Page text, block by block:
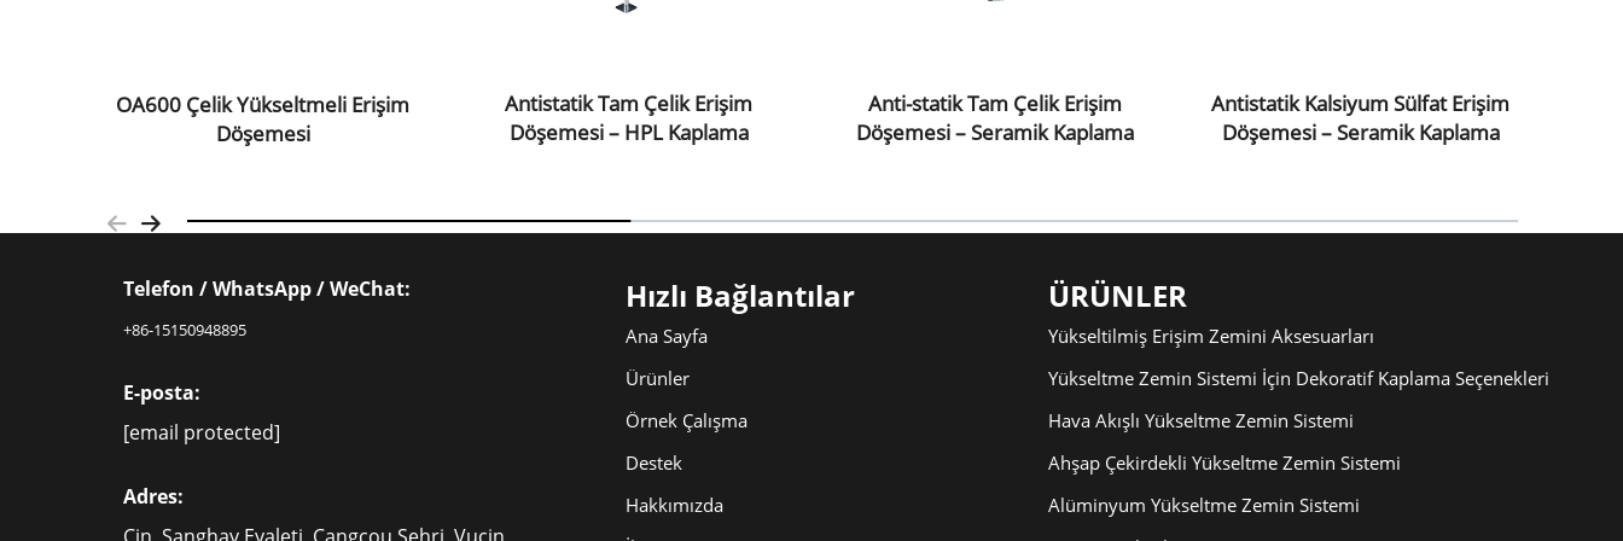
OA600 Çelik Yükseltmeli Erişim
Döşemesi
Antistatik Tam Çelik Erişim
Döşemesi – HPL Kaplama
Anti-statik Tam Çelik Erişim
Döşemesi – Seramik Kaplama
Antistatik Kalsiyum Sülfat Erişim
Döşemesi – Seramik Kaplama
Telefon / WhatsApp / WeChat:
+86-15150948895
E-posta:
[email protected]
Adres:
Hızlı Bağlantılar
Ana Sayfa
Ürünler
Örnek Çalışma
Destek
Hakkımızda
ÜRÜNLER
Alüminyum Yükseltme Zemin Sistemi
Ahşap Çekirdekli Yükseltme Zemin Sistemi
Hava Akışlı Yükseltme Zemin Sistemi
Yükseltme Zemin Sistemi İçin Dekoratif Kaplama Seçenekleri
Yükseltilmiş Erişim Zemini Aksesuarları